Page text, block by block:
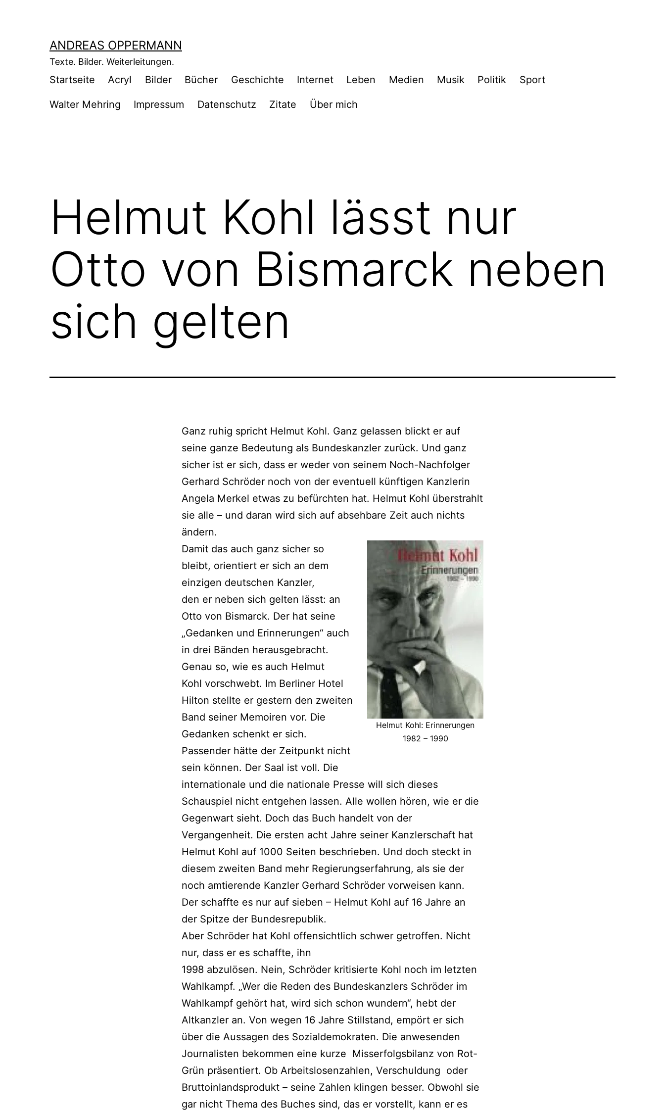
ANDREAS OPPERMANN
Texte. Bilder. Weiterleitungen.
Startseite Acryl Bilder Bücher Geschichte Internet Leben Medien Musik Politik Sport
Walter Mehring Impressum Datenschutz Zitate Über mich
Helmut Kohl lässt nur
Otto von Bismarck neben
sich gelten
Ganz ruhig spricht Helmut Kohl. Ganz gelassen blickt er auf
seine ganze Bedeutung als Bundeskanzler zurück. Und ganz
sicher ist er sich, dass er weder von seinem Noch-Nachfolger
Gerhard Schröder noch von der eventuell künftigen Kanzlerin
Angela Merkel etwas zu befürchten hat. Helmut Kohl überstrahlt
sie alle – und daran wird sich auf absehbare Zeit auch nichts
ändern.
Helmut Kohl: Erinnerungen
1982 – 1990
Damit das auch ganz sicher so
bleibt, orientiert er sich an dem
einzigen deutschen Kanzler,
den er neben sich gelten lässt: an
Otto von Bismarck. Der hat seine
„Gedanken und Erinnerungen“ auch
in drei Bänden herausgebracht.
Genau so, wie es auch Helmut
Kohl vorschwebt. Im Berliner Hotel
Hilton stellte er gestern den zweiten
Band seiner Memoiren vor. Die
Gedanken schenkt er sich.
Passender hätte der Zeitpunkt nicht
sein können. Der Saal ist voll. Die
internationale und die nationale Presse will sich dieses
Schauspiel nicht entgehen lassen. Alle wollen hören, wie er die
Gegenwart sieht. Doch das Buch handelt von der
Vergangenheit. Die ersten acht Jahre seiner Kanzlerschaft hat
Helmut Kohl auf 1000 Seiten beschrieben. Und doch steckt in
diesem zweiten Band mehr Regierungserfahrung, als sie der
noch amtierende Kanzler Gerhard Schröder vorweisen kann.
Der schaffte es nur auf sieben – Helmut Kohl auf 16 Jahre an
der Spitze der Bundesrepublik.
Aber Schröder hat Kohl offensichtlich schwer getroffen. Nicht
nur, dass er es schaffte, ihn
1998 abzulösen. Nein, Schröder kritisierte Kohl noch im letzten
Wahlkampf. „Wer die Reden des Bundeskanzlers Schröder im
Wahlkampf gehört hat, wird sich schon wundern“, hebt der
Altkanzler an. Von wegen 16 Jahre Stillstand, empört er sich
über die Aussagen des Sozialdemokraten. Die anwesenden
Journalisten bekommen eine kurze Misserfolgsbilanz von Rot-
Grün präsentiert. Ob Arbeitslosenzahlen, Verschuldung oder
Bruttoinlandsprodukt – seine Zahlen klingen besser. Obwohl sie
gar nicht Thema des Buches sind, das er vorstellt, kann er es